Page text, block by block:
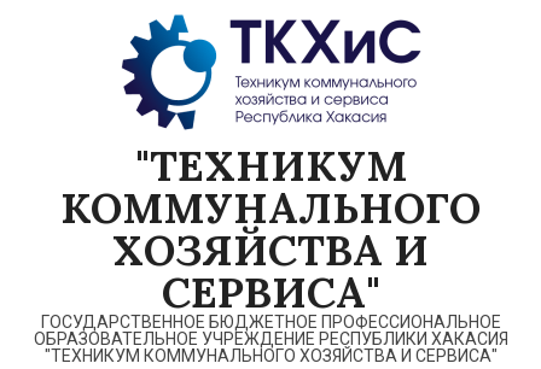
"ТЕХНИКУМ
КОММУНАЛЬНОГО
ХОЗЯЙСТВА И
СЕРВИСА"
ГОСУДАРСТВЕННОЕ БЮДЖЕТНОЕ ПРОФЕССИОНАЛЬНОЕ
ОБРАЗОВАТЕЛЬНОЕ УЧРЕЖДЕНИЕ РЕСПУБЛИКИ ХАКАСИЯ
"ТЕХНИКУМ КОММУНАЛЬНОГО ХОЗЯЙСТВА И СЕРВИСА"